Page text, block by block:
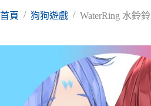
首頁 / 狗狗遊戲 / WaterRing 水鈴鈴